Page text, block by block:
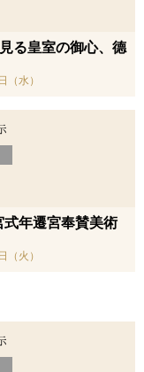
る皇室の御心、德
水）
年遷宮奉賛美術
火）